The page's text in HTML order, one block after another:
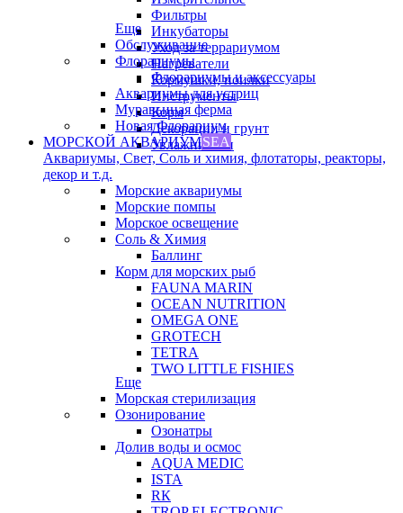
Фильтры
Инкубаторы
Уход за террариумом
Нагреватели
Кормушки, поилки
Инструменты
Корм
Декорации и грунт
Увлажнители
Еще
Обслуживание
Флорариумы
Флорариумы и аксессуары
Аквариумы для устриц
Муравьиная ферма
Новая Флорариум
МОРСКОЙ АКВАРИУМSEA
Аквариумы, Свет, Соль и химия, флотаторы, реакторы,
декор и т.д.
Морские аквариумы
Морские помпы
Морское освещение
Соль & Химия
Баллинг
Корм для морских рыб
FAUNA MARIN
OCEAN NUTRITION
OMEGA ONE
GROTECH
TETRA
TWO LITTLE FISHIES
Еще
Морская стерилизация
Озонирование
Озонатры
Долив воды и осмос
AQUA MEDIC
ISTA
RК